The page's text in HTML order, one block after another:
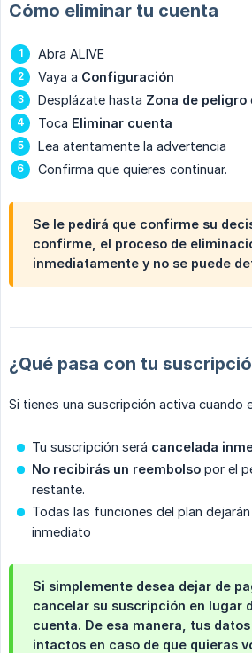
Cómo eliminar tu cuenta
Abra ALIVE
Vaya a Configuración
Desplázate hasta Zona de peligro
Toca Eliminar cuenta
Lea atentamente la advertencia
Confirma que quieres continuar.
Se le pedirá que confirme su
confirme, el proceso de
inmediatamente y no se puede
¿Qué pasa con tu
Si tienes una suscripción activa cuando
Tu suscripción será cancelada
No recibirás un reembolso por el
restante.
Todas las funciones del plan
inmediato
Si simplemente desea dejar de
cancelar su suscripción en lugar
cuenta. De esa manera, tus
intactos en caso de que quieras